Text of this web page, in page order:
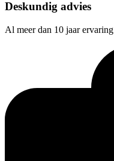
Deskundig advies
Al meer dan 10 jaar ervaring